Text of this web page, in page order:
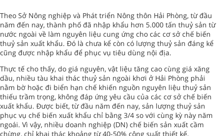
Theo Sở Nông nghiệp và Phát triển Nông thôn Hải Phòng, từ đầu
năm đến nay, thành phố đã nhập khẩu hơn 5.000 tấn thuỷ sản từ
nước ngoài về làm nguyên liệu cung ứng cho các cơ sở chế biến
thuỷ sản xuất khẩu. Đó là chưa kể còn có lượng thuỷ sản đáng kể
cũng được nhập khẩu để phục vụ tiêu dùng nội địa.
Thực tế cho thấy, do giá nguyên, vật liệu tăng cao cùng giá xăng
dầu, nhiều tàu khai thác thuỷ sản ngoài khơi ở Hải Phòng phải
nằm bờ hoặc đi biển hạn chế khiến nguồn nguyên liệu thuỷ sản
thiếu trầm trọng, không đáp ứng yêu cầu của các cơ sở chế biến
xuất khẩu. Được biết, từ đầu năm đến nay, sản lượng thuỷ sản
phục vụ chế biến xuất khẩu chỉ bằng 3/4 so với cùng kỳ này năm
ngoái. Vì vậy, nhiều doanh nghiệp (DN) chế biến sản xuất cầm
chừng, chỉ khai thác khoảng từ 40-50% công suất thiết kế.